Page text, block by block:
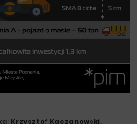
Krzysztof Kaczanowski,